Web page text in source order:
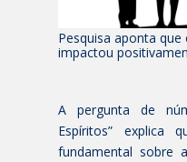
Pesquisa aponta
impactou
A pergunta de
Espíritos” explica
fundamental sobre